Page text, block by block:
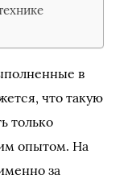
в
что такую
только
опытом. На
за